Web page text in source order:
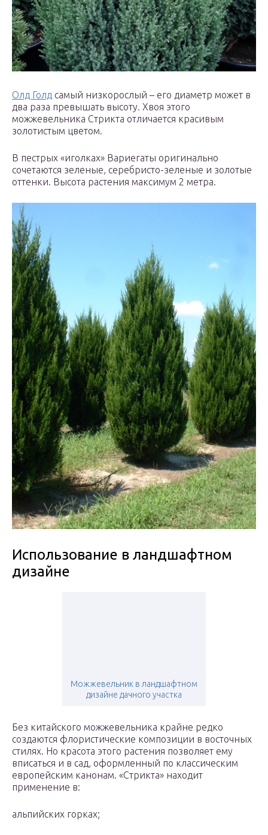
Олд Голд самый низкорослый – его диаметр может в
два раза превышать высоту. Хвоя этого
можжевельника Стрикта отличается красивым
золотистым цветом.
В пестрых «иголках» Вариегаты оригинально
сочетаются зеленые, серебристо-зеленые и золотые
оттенки. Высота растения максимум 2 метра.
Использование в ландшафтном
дизайне
Можжевельник в ландшафтном
дизайне дачного участка
Без китайского можжевельника крайне редко
создаются флористические композиции в восточных
стилях. Но красота этого растения позволяет ему
вписаться и в сад, оформленный по классическим
европейским канонам. «Стрикта» находит
применение в:
альпийских горках;